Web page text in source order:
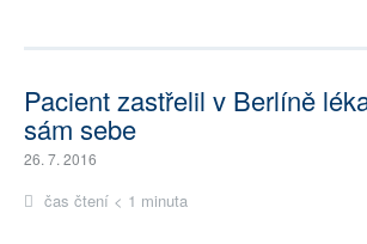
Pacient zastřelil v Berlíně
sám sebe
26. 7. 2016
čas čtení < 1 minuta